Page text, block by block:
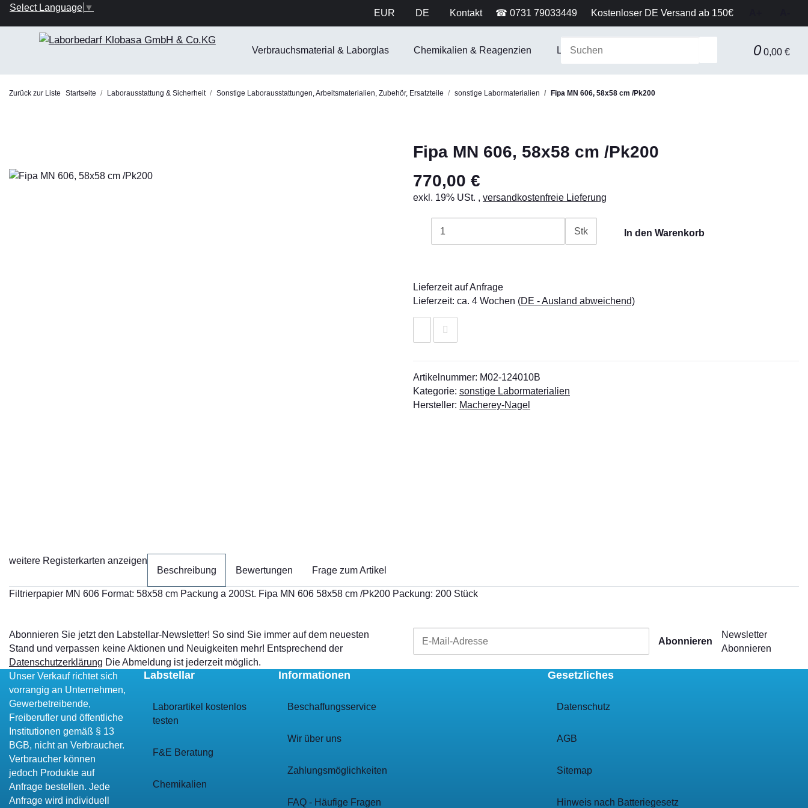
EUR DE Kontakt ☎ 0731 79033449 Kostenloser DE Versand ab 150€
Select Language ▼
0 0,00 €
Verbrauchsmaterial & Laborglas Chemikalien & Reagenzien Laborausstattung & Sicherheit Gerätetechnik
Zurück zur Liste Startseite Laborausstattung & Sicherheit Sonstige Laborausstattungen, Arbeitsmaterialien, Zubehör, Ersatzteile sonstige Labormaterialien Fipa MN 606, 58x58 cm /Pk200
Fipa MN 606, 58x58 cm /Pk200
770,00 €
exkl. 19% USt. , versandkostenfreie Lieferung
Stk In den Warenkorb
Lieferzeit auf Anfrage
Lieferzeit: ca. 4 Wochen (DE - Ausland abweichend)
Artikelnummer: M02-124010B
Kategorie: sonstige Labormaterialien
Hersteller: Macherey-Nagel
weitere Registerkarten anzeigen
Beschreibung
Bewertungen Frage zum Artikel
Filtrierpapier MN 606 Format: 58x58 cm Packung a 200St. Fipa MN 606 58x58 cm /Pk200 Packung: 200 Stück
Abonnieren Sie jetzt den Labstellar-Newsletter! So sind Sie immer auf dem neuesten
Stand und verpassen keine Aktionen und Neuigkeiten mehr! Entsprechend der
Datenschutzerklärung Die Abmeldung ist jederzeit möglich.
Abonnieren
Newsletter
Abonnieren
Unser Verkauf richtet sich
vorrangig an Unternehmen,
Gewerbetreibende,
Freiberufler und öffentliche
Institutionen gemäß § 13
BGB, nicht an Verbraucher.
Verbraucher können
jedoch Produkte auf
Anfrage bestellen. Jede
Anfrage wird individuell
Labstellar
Laborartikel kostenlos
testen
F&E Beratung
Chemikalien
Informationen
Beschaffungsservice
Wir über uns
Zahlungsmöglichkeiten
FAQ - Häufige Fragen
Gesetzliches
Datenschutz
AGB
Sitemap
Hinweis nach Batteriegesetz